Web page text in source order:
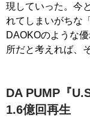
現していった。今
れてしまいがちな
DAOKOのような
所だと考えれば、
DA PUMP『
1.6億回再生